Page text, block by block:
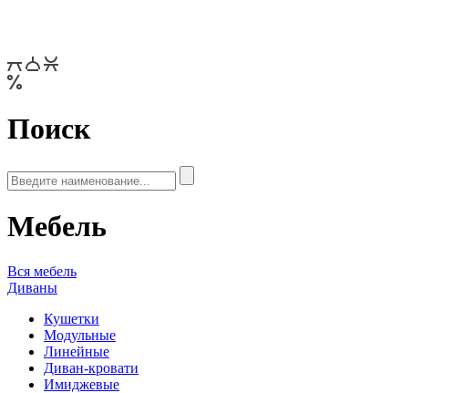
Поиск
Мебель
Вся мебель
Диваны
Кушетки
Модульные
Линейные
Диван-кровати
Имиджевые